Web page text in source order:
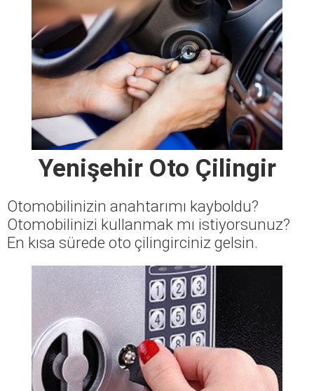
Yenişehir Oto Çilingir
Otomobilinizin anahtarımı kayboldu?
Otomobilinizi kullanmak mı istiyorsunuz?
En kısa sürede oto çilingirciniz gelsin.